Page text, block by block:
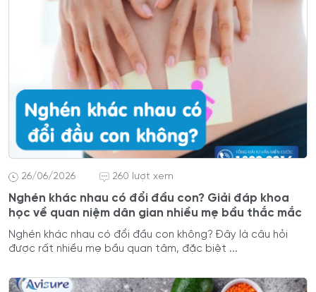
26/06/2026 260 lượt xem
Nghén khác nhau có đổi đầu con? Giải đáp khoa
học về quan niệm dân gian nhiều mẹ bầu thắc mắc
Nghén khác nhau có đổi đầu con không? Đây là câu hỏi
được rất nhiều mẹ bầu quan tâm, đặc biệt ...